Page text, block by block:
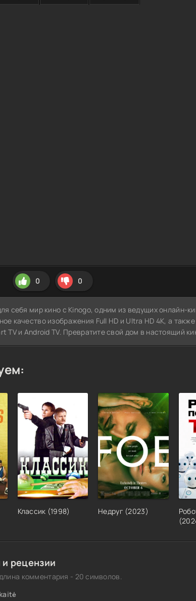
0 0
себя мир кино с Kinogo, одним из ведущих онлайн-
качество изображения Full HD и Ultra HD 4K, а
TV и Android TV. Превратите свой дом в настоящий
Классик (1998) Недруг (2023)
рецензии
комментария - 20 символов.